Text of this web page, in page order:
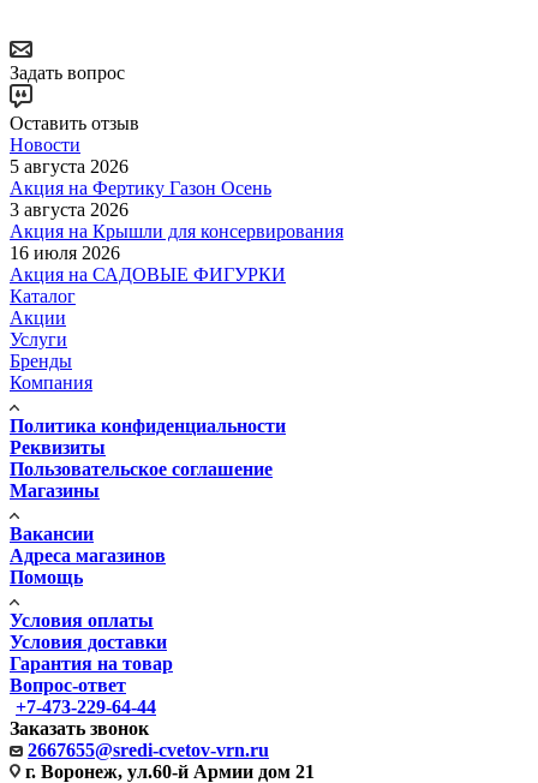
Задать вопрос
Оставить отзыв
Новости
5 августа 2026
Акция на Фертику Газон Осень
3 августа 2026
Акция на Крышли для консервирования
16 июля 2026
Акция на САДОВЫЕ ФИГУРКИ
Каталог
Акции
Услуги
Бренды
Компания
Политика конфиденциальности
Реквизиты
Пользовательское соглашение
Магазины
Вакансии
Адреса магазинов
Помощь
Условия оплаты
Условия доставки
Гарантия на товар
Вопрос-ответ
+7-473-229-64-44
Заказать звонок
2667655@sredi-cvetov-vrn.ru
г. Воронеж, ул.60-й Армии дом 21